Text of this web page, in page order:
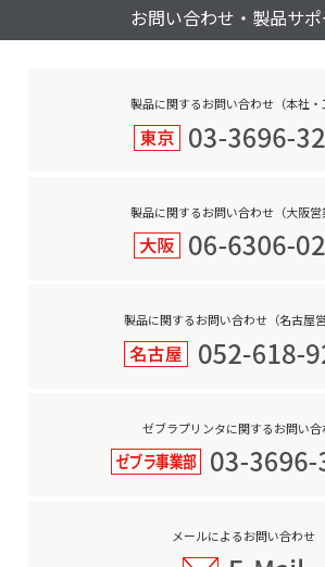
お問い合わせ・製品サ
製品に関するお問い合わせ（本社・
製品に関するお問い合わせ（大阪営
製品に関するお問い合わせ（名古屋営
ゼブラプリンタに関するお問い合
メールによるお問い合わせ